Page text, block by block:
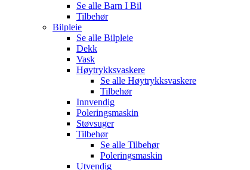
Se alle Barn I Bil
Tilbehør
Bilpleie
Se alle Bilpleie
Dekk
Vask
Høytrykksvaskere
Se alle Høytrykksvaskere
Tilbehør
Innvendig
Poleringsmaskin
Støvsuger
Tilbehør
Se alle Tilbehør
Poleringsmaskin
Utvendig